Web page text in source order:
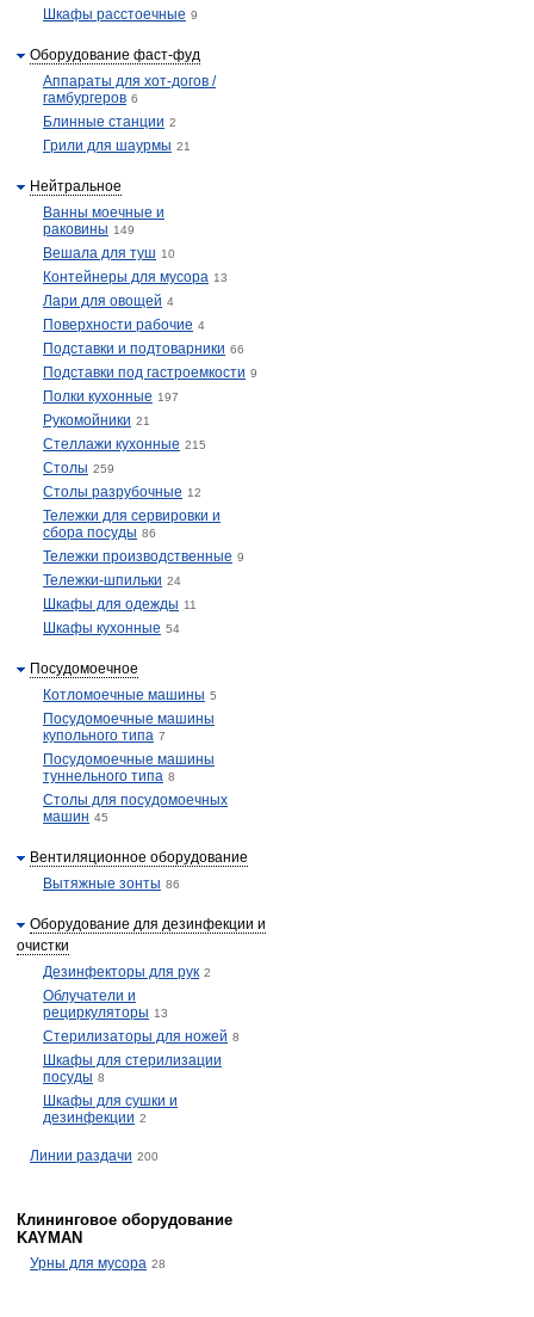
Шкафы расстоечные 9
Оборудование фаст-фуд
Аппараты для хот-догов /
гамбургеров 6
Блинные станции 2
Грили для шаурмы 21
Нейтральное
Ванны моечные и
раковины 149
Вешала для туш 10
Контейнеры для мусора 13
Лари для овощей 4
Поверхности рабочие 4
Подставки и подтоварники 66
Подставки под гастроемкости 9
Полки кухонные 197
Рукомойники 21
Стеллажи кухонные 215
Столы 259
Столы разрубочные 12
Тележки для сервировки и
сбора посуды 86
Тележки производственные 9
Тележки-шпильки 24
Шкафы для одежды 11
Шкафы кухонные 54
Посудомоечное
Котломоечные машины 5
Посудомоечные машины
купольного типа 7
Посудомоечные машины
туннельного типа 8
Столы для посудомоечных
машин 45
Вентиляционное оборудование
Вытяжные зонты 86
Оборудование для дезинфекции и
очистки
Дезинфекторы для рук 2
Облучатели и
рециркуляторы 13
Стерилизаторы для ножей 8
Шкафы для стерилизации
посуды 8
Шкафы для сушки и
дезинфекции 2
Линии раздачи 200
Клининговое оборудование
KAYMAN
Урны для мусора 28